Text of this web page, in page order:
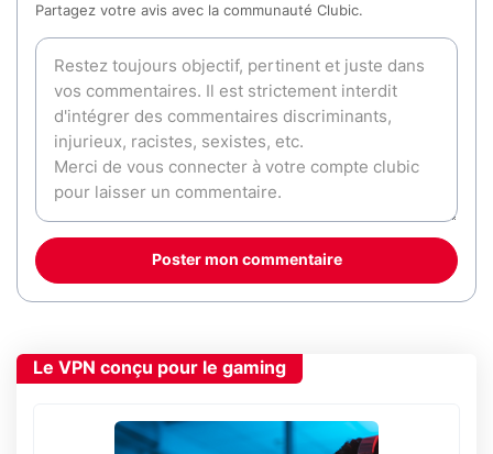
Partagez votre avis avec la communauté Clubic.
Poster mon commentaire
Le VPN conçu pour le gaming